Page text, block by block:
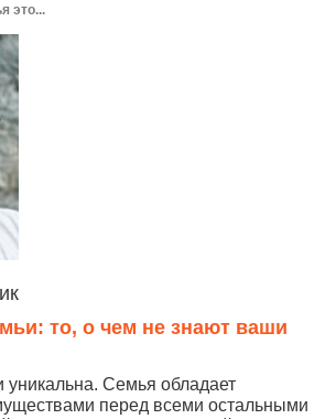
это...
то, о чем не знают ваши
уникальна. Семья обладает
перед всеми остальными